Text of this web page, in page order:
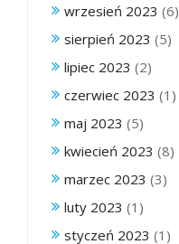
wrzesień 2023 (6)
sierpień 2023 (5)
lipiec 2023 (2)
czerwiec 2023 (1)
maj 2023 (5)
kwiecień 2023 (8)
marzec 2023 (3)
luty 2023 (1)
styczeń 2023 (1)